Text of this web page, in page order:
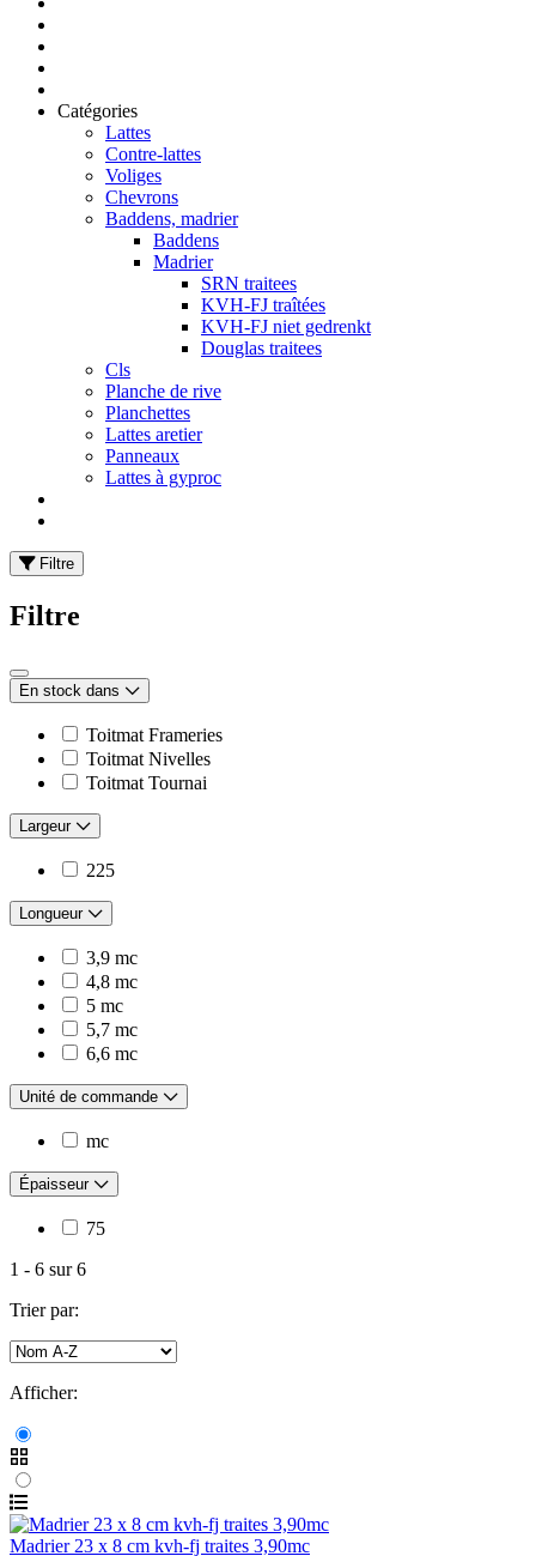
Catégories
Lattes
Contre-lattes
Voliges
Chevrons
Baddens, madrier
Baddens
Madrier
SRN traitees
KVH-FJ traîtées
KVH-FJ niet gedrenkt
Douglas traitees
Cls
Planche de rive
Planchettes
Lattes aretier
Panneaux
Lattes à gyproc
Filtre
Filtre
En stock dans
Toitmat Frameries
Toitmat Nivelles
Toitmat Tournai
Largeur
225
Longueur
3,9 mc
4,8 mc
5 mc
5,7 mc
6,6 mc
Unité de commande
mc
Épaisseur
75
1 - 6 sur6
Trier par:
Afficher:
Madrier 23 x 8 cm kvh-fj traites 3,90mc